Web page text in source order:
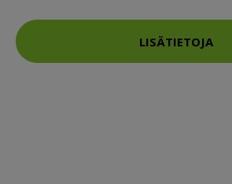
LISÄTIETOJA